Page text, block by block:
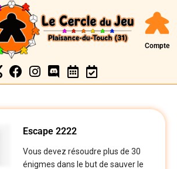
Compte
Escape 2222
Vous devez résoudre plus de 30
énigmes dans le but de sauver le